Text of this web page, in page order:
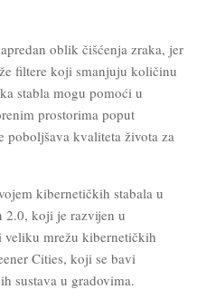
oblik čišćenja zraka, jer
filtere koji smanjuju količinu
stabla mogu pomoći u
prostorima poput
poboljšava kvaliteta života za
kibernetičkih stabala u
koji je razvijen u
mrežu kibernetičkih
Cities, koji se bavi
sustava u gradovima.